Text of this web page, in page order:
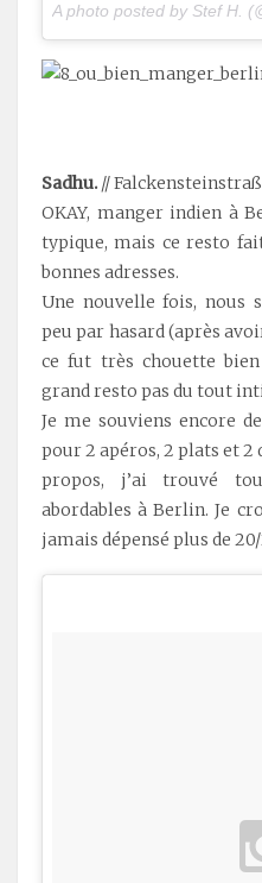
A photo posted by Stef H.
Sadhu. //
OKAY, manger indien à
typique, mais ce resto
bonnes adresses.
Une nouvelle fois, nous
peu par hasard (après
ce fut très chouette bien
grand resto pas du tout
Je me souviens encore
pour 2 apéros, 2 plats et 2
propos, j’ai trouvé
abordables à Berlin. Je
jamais dépensé plus de